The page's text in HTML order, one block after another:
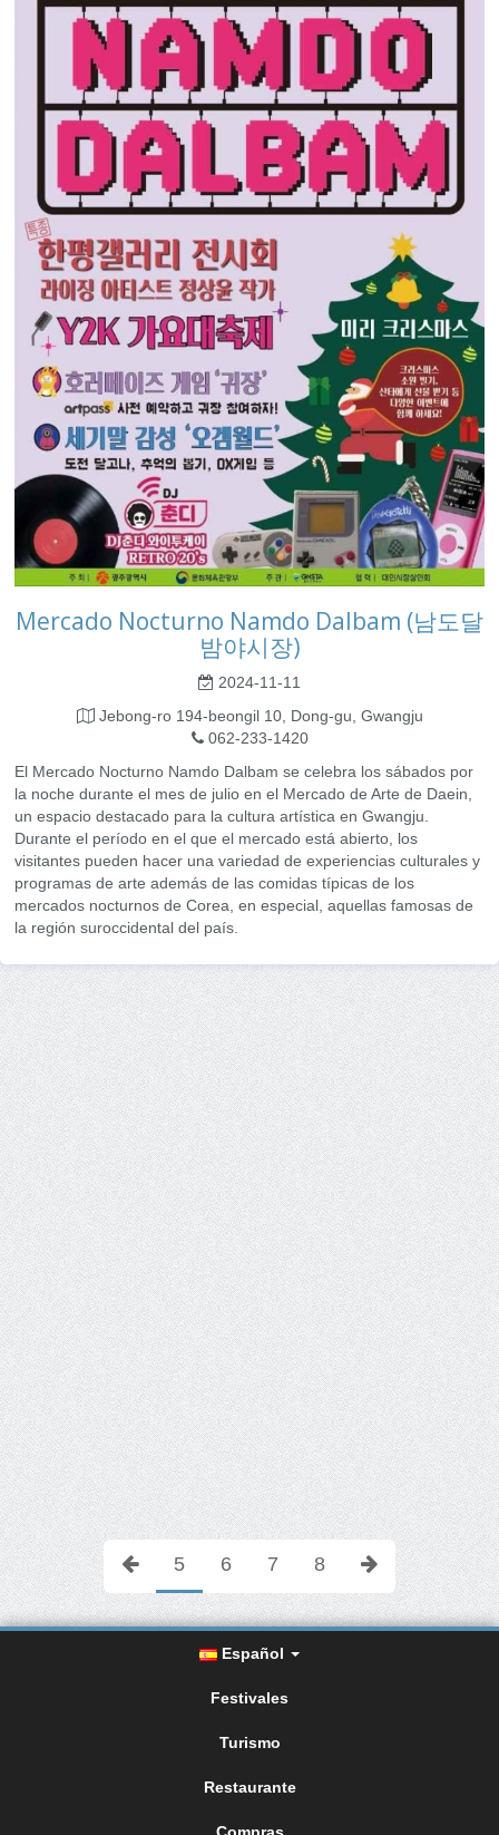
Mercado Nocturno Namdo Dalbam (남도달
밤야시장)
2024-11-11
Jebong-ro 194-beongil 10, Dong-gu, Gwangju
062-233-1420
El Mercado Nocturno Namdo Dalbam se celebra los sábados por
la noche durante el mes de julio en el Mercado de Arte de Daein,
un espacio destacado para la cultura artística en Gwangju.
Durante el período en el que el mercado está abierto, los
visitantes pueden hacer una variedad de experiencias culturales y
programas de arte además de las comidas típicas de los
mercados nocturnos de Corea, en especial, aquellas famosas de
la región suroccidental del país.
5 6 7 8
Español
Festivales
Turismo
Restaurante